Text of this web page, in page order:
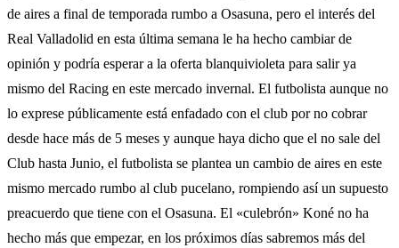
de aires a final de temporada rumbo a Osasuna, pero el interés del
Real Valladolid en esta última semana le ha hecho cambiar de
opinión y podría esperar a la oferta blanquivioleta para salir ya
mismo del Racing en este mercado invernal. El futbolista aunque no
lo exprese públicamente está enfadado con el club por no cobrar
desde hace más de 5 meses y aunque haya dicho que el no sale del
Club hasta Junio, el futbolista se plantea un cambio de aires en este
mismo mercado rumbo al club pucelano, rompiendo así un supuesto
preacuerdo que tiene con el Osasuna. El «culebrón» Koné no ha
hecho más que empezar, en los próximos días sabremos más del